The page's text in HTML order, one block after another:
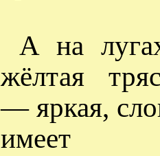
А на
жёлтая
— яркая,
имеет